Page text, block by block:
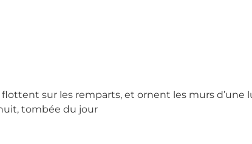
sur les remparts, et ornent les murs d’une
tombée du jour